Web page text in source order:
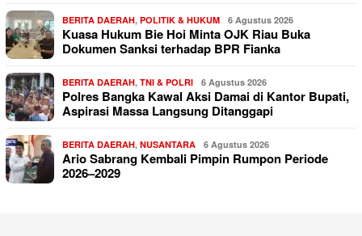
BERITA DAERAH, POLITIK & HUKUM 6 Agustus 2026
Kuasa Hukum Bie Hoi Minta OJK Riau Buka
Dokumen Sanksi terhadap BPR Fianka
BERITA DAERAH, TNI & POLRI 6 Agustus 2026
Polres Bangka Kawal Aksi Damai di Kantor Bupati,
Aspirasi Massa Langsung Ditanggapi
BERITA DAERAH, NUSANTARA 6 Agustus 2026
Ario Sabrang Kembali Pimpin Rumpon Periode
2026–2029